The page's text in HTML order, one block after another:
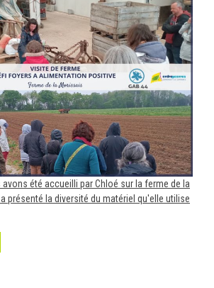
été accueilli par Chloé sur la ferme de la
présenté la diversité du matériel qu'elle utilise